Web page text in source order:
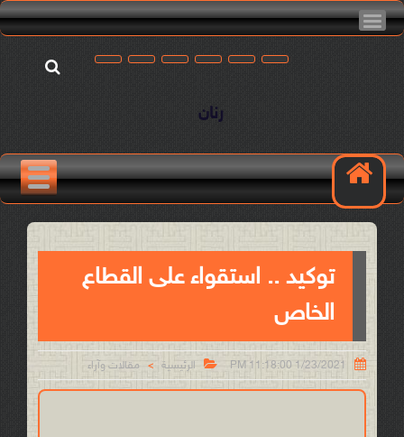
رنان
توكيد .. استقواء على القطاع
الخاص

1/23/2021 11:18:00 PM
 الرئيسية > مقالات وآراء